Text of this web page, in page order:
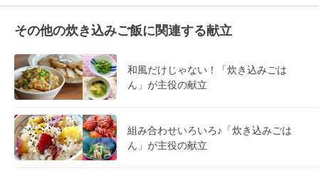
その他の炊き込みご飯に関連する献立
和風だけじゃない！「炊き込みごは
ん」が主役の献立
組み合わせいろいろ♪「炊き込みごは
ん」が主役の献立